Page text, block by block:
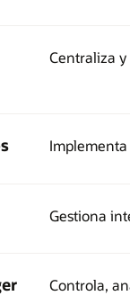
Centraliza
Gestiona
Controla,